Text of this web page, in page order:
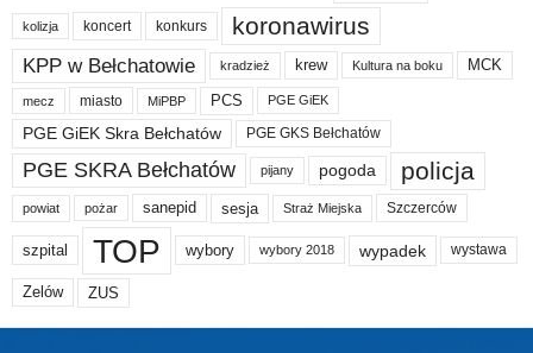
kolizja koncert konkurs koronawirus
KPP w Bełchatowie kradzież krew Kultura na boku MCK
mecz miasto MiPBP PCS PGE GiEK
PGE GiEK Skra Bełchatów PGE GKS Bełchatów
PGE SKRA Bełchatów pijany pogoda policja
powiat pożar sanepid sesja Straż Miejska Szczerców
szpital TOP wybory wybory 2018 wypadek wystawa
Zelów ZUS